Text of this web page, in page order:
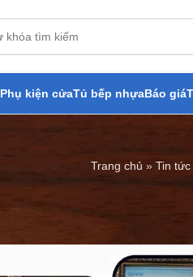
Phụ kiện cửaTủ bếp nhựaBáo giá
Trang chủ » Tin tức
Cửa nhựa ABS